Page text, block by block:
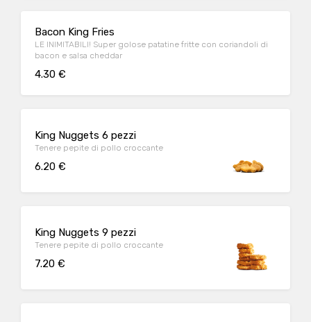
Bacon King Fries
LE INIMITABILI! Super golose patatine fritte con coriandoli di
bacon e salsa cheddar
4.30 €
King Nuggets 6 pezzi
Tenere pepite di pollo croccante
6.20 €
King Nuggets 9 pezzi
Tenere pepite di pollo croccante
7.20 €